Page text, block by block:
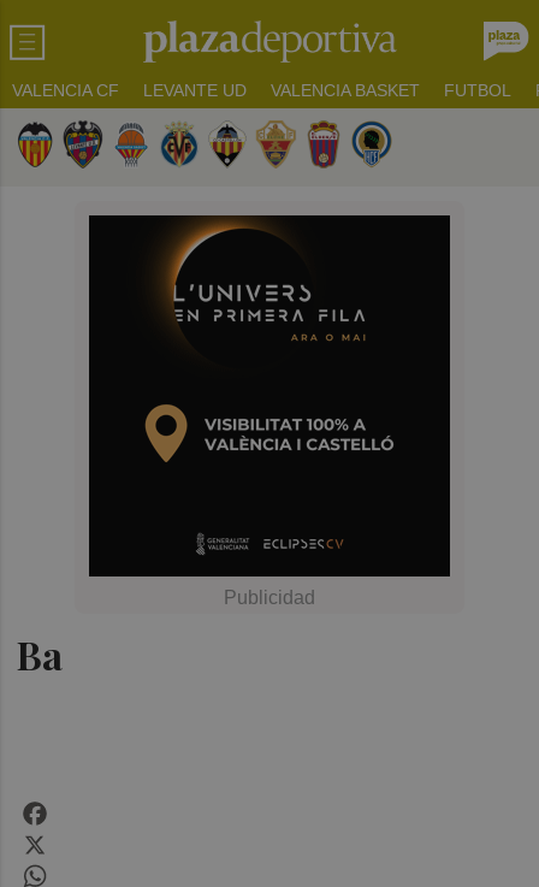
VALENCIA CF LEVANTE UD VALENCIA BASKET FUTBOL
Ba